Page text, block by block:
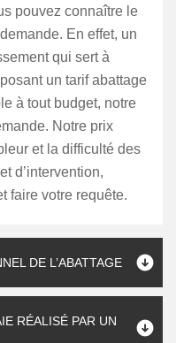
pouvez connaître le
En effet, un
qui sert à
un tarif abattage
à tout budget, notre
Notre prix
et la difficulté des
d’intervention,
faire votre requête.
DE L’ABATTAGE
RÉALISÉ PAR UN